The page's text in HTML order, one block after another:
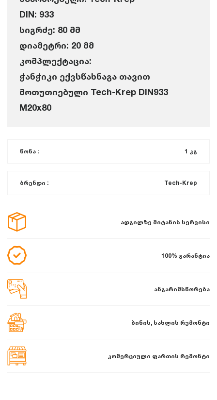
DIN: 933
სიგრძე: 80 მმ
დიამეტრი: 20 მმ
კომპლექტაცია:
ჭანჭიკი ექვსწახნაგა თავით
მოთუთიებული Tech-Krep DIN933
M20x80
წონა : 1 კგ
ბრენდი : Tech-Krep
ადგილზე მიტანის სერვისი
100% გარანტია
ანგარიშსწორება
ბინის, სახლის რემონტი
კომერციული ფართის რემონტი